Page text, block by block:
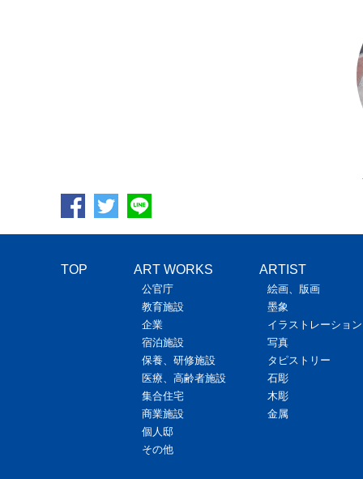
名古屋学院大学瀬戸キャンパス（愛知）／藤田久数
TOP ART WORKS
公官庁
教育施設
企業
宿泊施設
保養、研修施設
医療、高齢者施設
集合住宅
商業施設
個人邸
その他
ARTIST
絵画、版画
墨象
イラストレーション
写真
タピストリー
石彫
木彫
金属